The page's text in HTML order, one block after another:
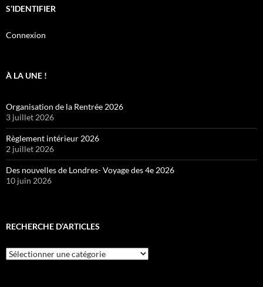
S’IDENTIFIER
Connexion
À LA UNE !
Organisation de la Rentrée 2026
3 juillet 2026
Règlement intérieur 2026
2 juillet 2026
Des nouvelles de Londres- Voyage des 4e 2026
10 juin 2026
RECHERCHE D’ARTICLES
Recherche
d’articles